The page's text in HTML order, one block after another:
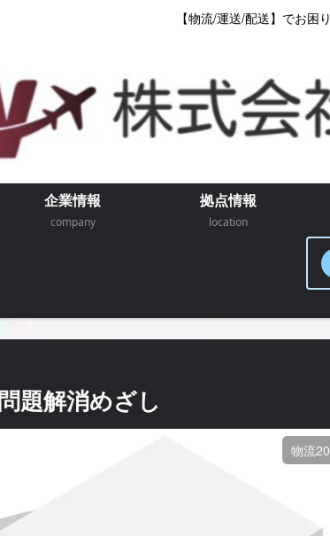
【物流/運送/配送】でお
企業情報
company
拠点情報
location
題解消めざし
物流